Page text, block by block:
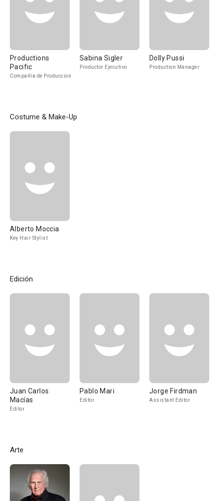
Productions
Pacific
Compañía de Produccion
Sabina Sigler
Productor Ejecutivo
Dolly Pussi
Production Manager
Costume & Make-Up
Alberto Moccia
Key Hair Stylist
Edición
Juan Carlos
Macías
Editor
Pablo Mari
Editor
Jorge Firdman
Assistant Editor
Arte